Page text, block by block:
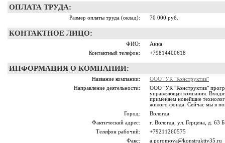
ОПЛАТА ТРУДА:
Размер оплаты труда (оклад): 70 000 руб.
КОНТАКТНОЕ ЛИЦО:
ФИО:
Анна
Контактный телефон:
+79814400618
ИНФОРМАЦИЯ О КОМПАНИИ:
Название компании:
ООО "УК "Конструктив"
Направление деятельности:
ООО "УК "Конструктив"
управляющая компания.
применяем новейшие
жилого фонда. Сейчас мы в
Город:
Вологда
Фактический адрес:
г. Вологда, ул. Герцена, д. 63 Б
Телефон рабочий:
+79211260575
Факс:
a.poromova@konstruktiv35.ru